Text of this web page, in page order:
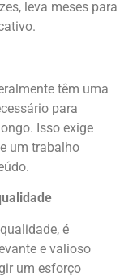
leva meses para
têm uma
para
Isso exige
um trabalho
é
e valioso
um esforço